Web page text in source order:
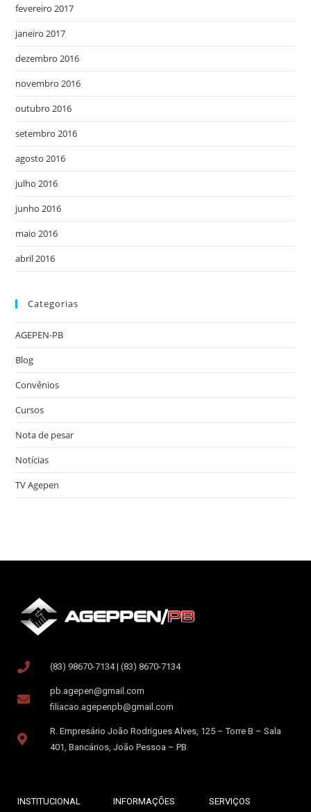
fevereiro 2017
janeiro 2017
dezembro 2016
novembro 2016
outubro 2016
setembro 2016
agosto 2016
julho 2016
junho 2016
maio 2016
abril 2016
Categorias
AGEPEN-PB
Blog
Convênios
Cursos
Nota de pesar
Notícias
TV Agepen
(83) 98670-7134 | (83) 8670-7134
pb.agepen@gmail.com
filiacao.agepenpb@gmail.com
R. Empresário João Rodrigues Alves, 125 – Torre B – Sala
401, Bancários, João Pessoa – PB
INSTITUCIONAL INFORMAÇÕES SERVIÇOS